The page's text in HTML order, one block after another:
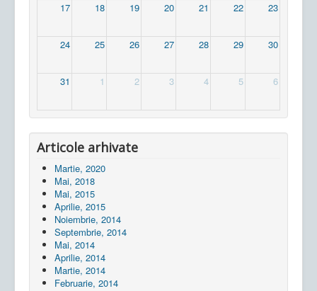
17 18 19 20 21 22 23
24 25 26 27 28 29 30
31 1 2 3 4 5 6
Articole arhivate
Martie, 2020
Mai, 2018
Mai, 2015
Aprilie, 2015
Noiembrie, 2014
Septembrie, 2014
Mai, 2014
Aprilie, 2014
Martie, 2014
Februarie, 2014